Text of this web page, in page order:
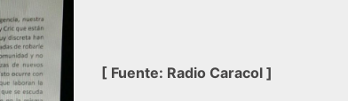
[ Fuente: Radio Caracol]